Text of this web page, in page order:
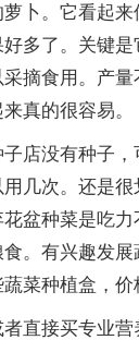
卜。它看起
多了。关键是
摘食用。产
真的很容易。
店没有种子
几次。还是
盆种菜是吃力
。有兴趣发
菜种植盒，价
直接买专业